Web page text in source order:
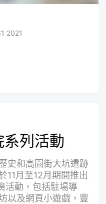
2021
列活動
史和高園街大坑遺跡
11月至12月期間推出
活動，包括駐場導
以及網頁小遊戲，豐